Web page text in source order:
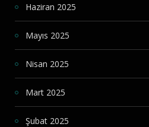
Haziran 2025
Mayıs 2025
Nisan 2025
Mart 2025
Şubat 2025